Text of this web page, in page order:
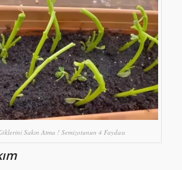
Sakın Atma ! Semizotunun 4 Faydası